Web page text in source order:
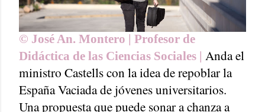
© José An. Montero | Profesor de
Didáctica de las Ciencias Sociales | Anda el
ministro Castells con la idea de repoblar la
España Vaciada de jóvenes universitarios.
Una propuesta que puede sonar a chanza a